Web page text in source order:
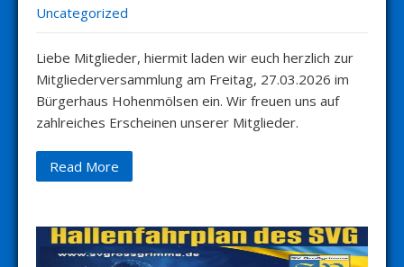
Uncategorized
Liebe Mitglieder, hiermit laden wir euch herzlich zur
Mitgliederversammlung am Freitag, 27.03.2026 im
Bürgerhaus Hohenmölsen ein. Wir freuen uns auf
zahlreiches Erscheinen unserer Mitglieder.
Read More